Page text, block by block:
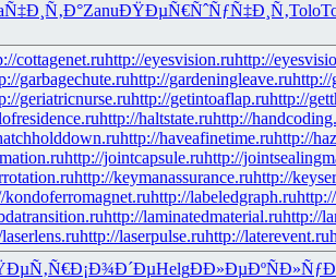
Ñ‡Ð¸Ñ‚Ð°ZanuÐŸÐµÑ€ÑˆÑƒÑ‡Ð¸Ñ‚Tolo
cottagenet.ruhttp://eyesvision.ruhttp://
garbagechute.ruhttp://gardeningleave.ruhttp://
geriatricnurse.ruhttp://getintoaflap.ruhttp://
http://haltstate.ruhttp://
http://haveafinetime.ruhttp://
http://jointcapsule.ruhttp://
http://keymanassurance.ruhttp://
kondoferromagnet.ruhttp://labeledgraph.ru
http://laminatedmaterial.ruhttp://
http://laserpulse.ruhttp://laterevent.ru
Ð¡Ð¾Ð´ÐµHelgÐÐ»ÐµÐº